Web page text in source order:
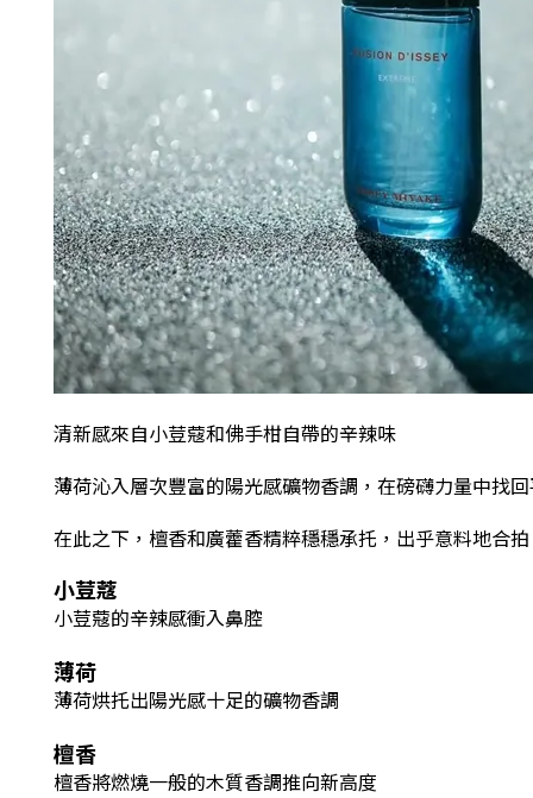
清新感來自小荳蔻和佛手柑自帶的辛辣味
薄荷沁入層次豐富的陽光感礦物香調，在磅礴力量中找
在此之下，檀香和廣藿香精粹穩穩承托，出乎意料地合拍
小荳蔻
小荳蔻的辛辣感衝入鼻腔
薄荷
薄荷烘托出陽光感十足的礦物香調
檀香
檀香將燃燒一般的木質香調推向新高度